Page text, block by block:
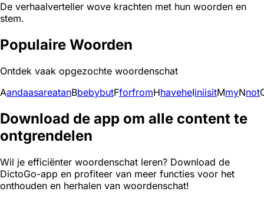
De verhaalverteller wove krachten met hun woorden en
stem.
Populaire Woorden
Ontdek vaak opgezochte woordenschat
AandaasareatanBbebybutFforfromHhaveheIiniisitMmyNnot
Download de app om alle content te
ontgrendelen
Wil je efficiënter woordenschat leren? Download de
DictoGo-app en profiteer van meer functies voor het
onthouden en herhalen van woordenschat!